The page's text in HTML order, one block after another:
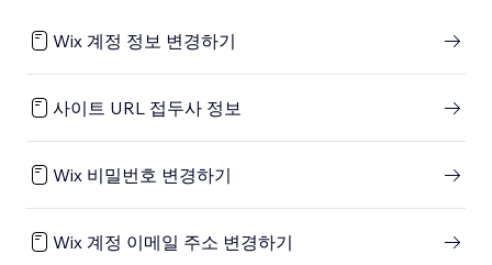
Wix 계정 정보 변경하기
사이트 URL 접두사 정보
Wix 비밀번호 변경하기
Wix 계정 이메일 주소 변경하기